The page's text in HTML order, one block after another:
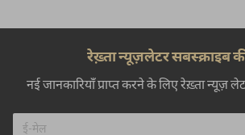
रेख़्ता न्यूज़लेटर सबस्क्राइब
नई जानकारियाँ प्राप्त करने के लिए रेख़्ता न्यूज़